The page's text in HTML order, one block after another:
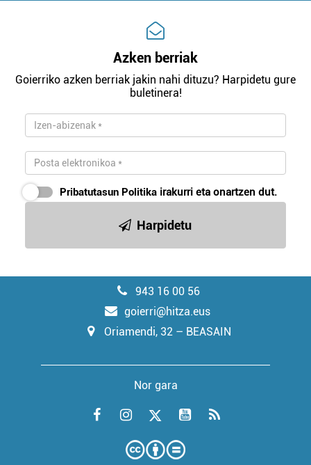
Azken berriak
Goierriko azken berriak jakin nahi dituzu? Harpidetu gure
buletinera!
Pribatutasun Politika irakurri eta onartzen dut.
Harpidetu
943 16 00 56
goierri@hitza.eus
Oriamendi, 32 – BEASAIN
Nor gara